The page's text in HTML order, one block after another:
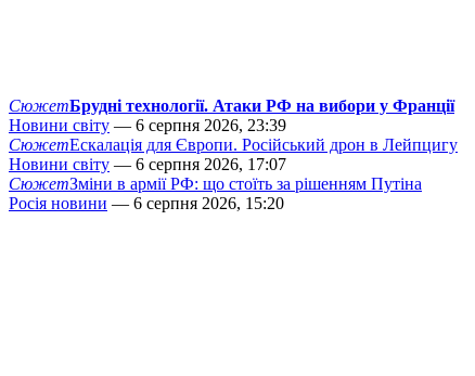
СюжетБрудні технології. Атаки РФ на вибори у Франції
Новини світу — 6 серпня 2026, 23:39
СюжетЕскалація для Європи. Російський дрон в Лейпцигу
Новини світу — 6 серпня 2026, 17:07
СюжетЗміни в армії РФ: що стоїть за рішенням Путіна
Росія новини — 6 серпня 2026, 15:20